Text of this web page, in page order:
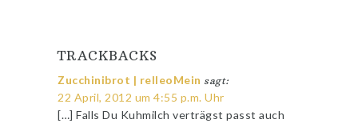
TRACKBACKS
Zucchinibrot | relleoMein sagt:
22 April, 2012 um 4:55 p.m. Uhr
[…] Falls Du Kuhmilch verträgst passt auch